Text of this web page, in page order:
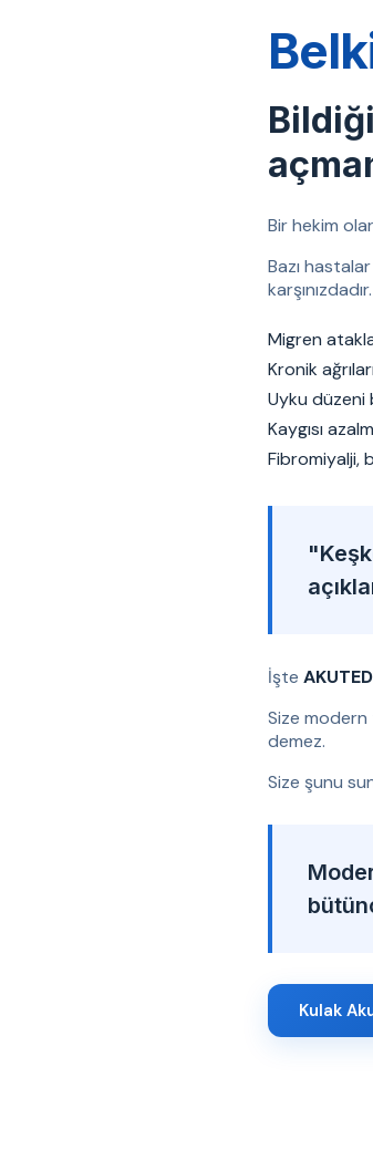
Bir hekim
Bazı
karşınızdadır.
Migren
Kronik
Uyku düzeni
Kaygısı
Fibromiyalji,
İşte
Size modern
demez.
Size şunu
Kulak